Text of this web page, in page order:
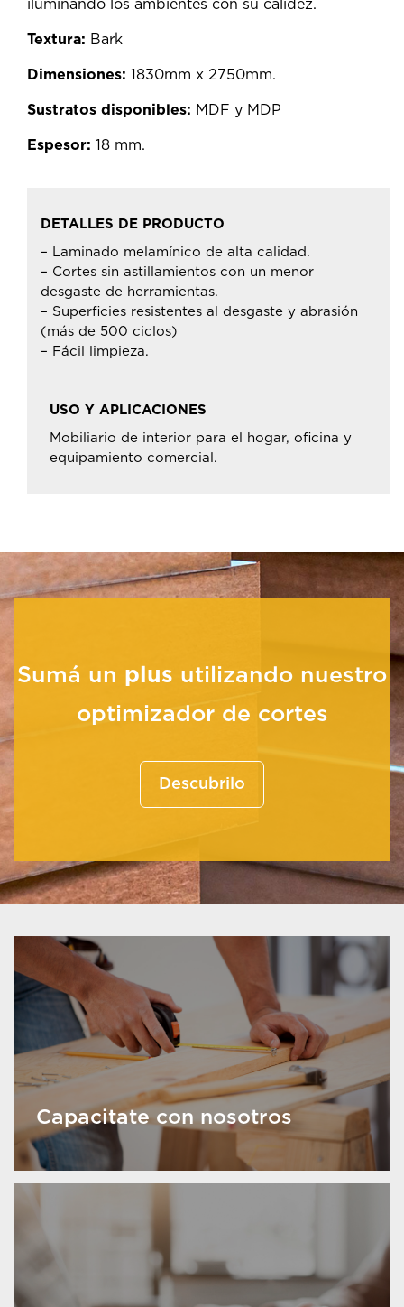
iluminando los ambientes con su calidez.
Textura: Bark
Dimensiones: 1830mm x 2750mm.
Sustratos disponibles: MDF y MDP
Espesor: 18 mm.
DETALLES DE PRODUCTO
– Laminado melamínico de alta calidad.
– Cortes sin astillamientos con un menor
desgaste de herramientas.
– Superficies resistentes al desgaste y abrasión
(más de 500 ciclos)
– Fácil limpieza.
USO Y APLICACIONES
Mobiliario de interior para el hogar, oficina y
equipamiento comercial.
Sumá un plus utilizando nuestro
optimizador de cortes
Descubrilo
Capacitate con nosotros